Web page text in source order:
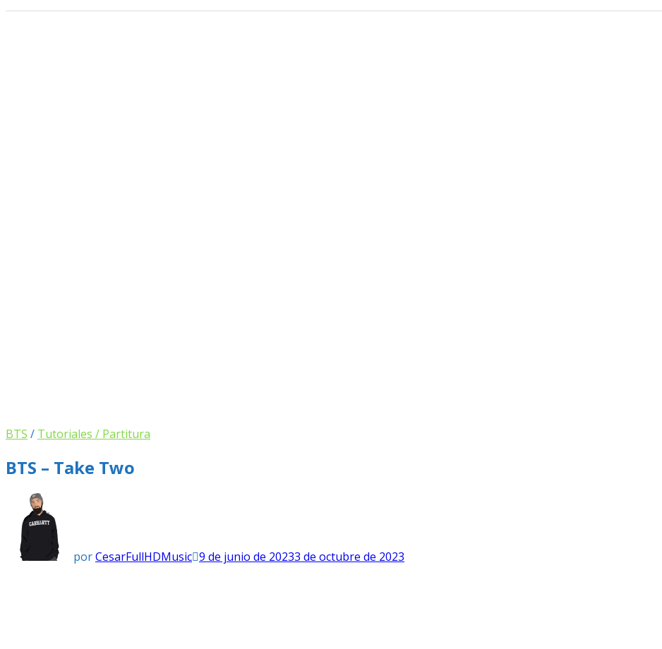
BTS / Tutoriales / Partitura
BTS – Take Two
porCesarFullHDMusic 9 de junio de 20233 de octubre de 2023